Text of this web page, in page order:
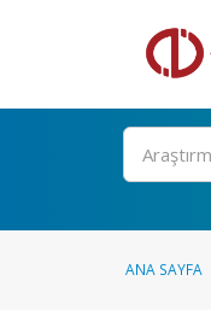
Ara
ANA SAYFA